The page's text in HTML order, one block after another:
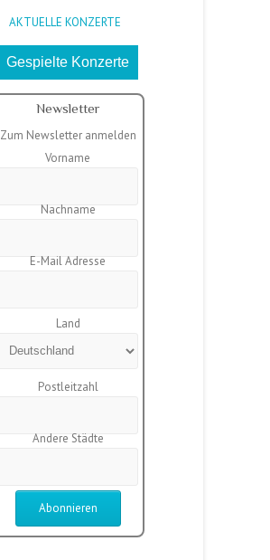
AKTUELLE KONZERTE
Gespielte Konzerte
Newsletter
Zum Newsletter anmelden
Vorname
Nachname
E-Mail Adresse
Land
Postleitzahl
Andere Städte